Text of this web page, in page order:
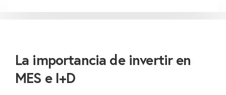
La importancia de invertir en
MES e I+D